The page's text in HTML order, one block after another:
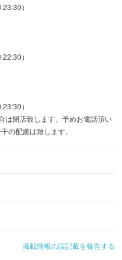
）
）
）
は閉店致します。予めお電話頂い
の配慮は致します。
掲載情報の誤記載を報告する